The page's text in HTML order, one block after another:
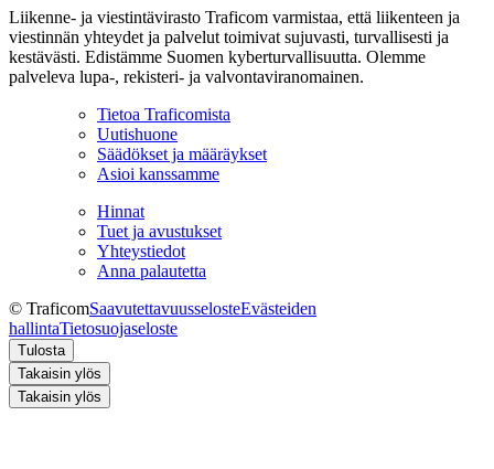
Liikenne- ja viestintävirasto Traficom varmistaa, että liikenteen ja
viestinnän yhteydet ja palvelut toimivat sujuvasti, turvallisesti ja
kestävästi. Edistämme Suomen kyberturvallisuutta. Olemme
palveleva lupa-, rekisteri- ja valvontaviranomainen.
Tietoa Traficomista
Uutishuone
Säädökset ja määräykset
Asioi kanssamme
Hinnat
Tuet ja avustukset
Yhteystiedot
Anna palautetta
© TraficomSaavutettavuusselosteEvästeiden
hallintaTietosuojaseloste
Tulosta
Takaisin ylös
Takaisin ylös